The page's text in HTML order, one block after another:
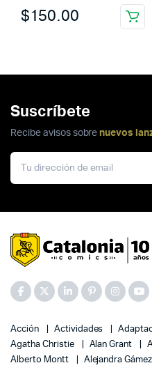
$150.00
Suscríbete
Recibe avisos sobre nuevos
Acción Actividades
Agatha Christie
Alan Grant
Alberto Montt
Alejandra Gámez